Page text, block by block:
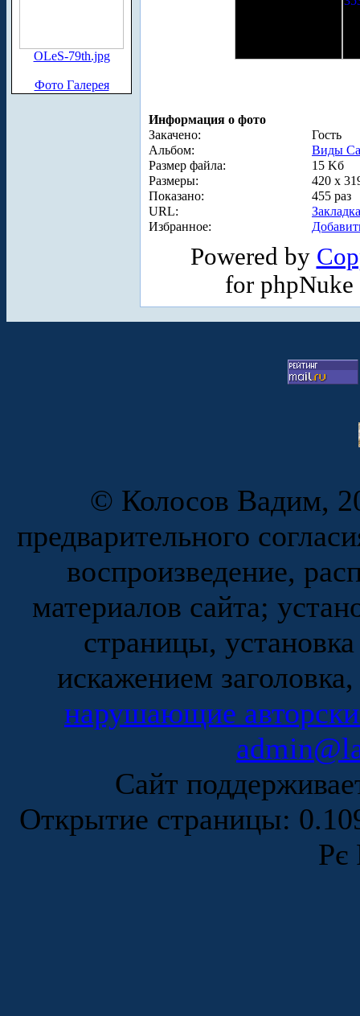
OLeS-79th.jpg
Фото Галерея
Информация о фото
Закачено:
Гость
Альбом:
Виды
Размер файла:
15 Kб
Размеры:
420 x
Показано:
455 раз
URL:
Избранное:
Powered by
for
© Колосов Вадим,
предварительного
воспроизведение,
материалов сайта;
страницы,
искажением
нарушающие
Сайт
Открытие страницы:
Рє